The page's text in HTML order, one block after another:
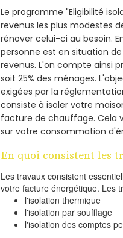
Le programme "Eligibilité
revenus les plus modestes
rénover celui-ci au besoin.
personne est en situation
revenus. L'on compte ainsi
soit 25% des ménages.
exigées par la
consiste à isoler votre
facture de chauffage. Cela
sur votre consommation
En quoi consistent les
Les travaux consistent
votre facture énergétique. Les
l'isolation thermique
l'isolation par soufflage
l'isolation des comptes